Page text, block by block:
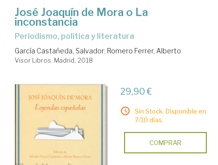
José Joaquín de Mora o La
inconstancia
periodismo, política y literatura
García Castañeda, Salvador; Romero Ferrer, Alberto
Visor Libros. Madrid, 2018
29,90 €
Sin Stock. Disponible en
7/10 días.
COMPRAR